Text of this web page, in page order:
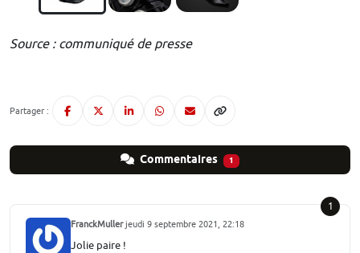
Source : communiqué de presse
Partager :
Commentaires 1
1
FranckMullerjeudi 9 septembre 2021, 22:18
Jolie paire !